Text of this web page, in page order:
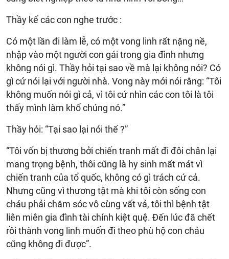
Thầy kể các con nghe trước :
Có một lần đi làm lễ, có một vong linh rất nặng nề,
nhập vào một người con gái trong gia đình nhưng
không nói gì. Thầy hỏi tại sao về mà lại không nói? Có
gì cứ nói lại với người nhà. Vong này mới nói rằng: “Tôi
không muốn nói gì cả, vì tôi cứ nhìn các con tôi là tôi
thấy mình làm khổ chúng nó.”
Thầy hỏi: “Tại sao lại nói thế ?”
“Tôi vốn bị thương bởi chiến tranh mất đi đôi chân lại
mang trọng bệnh, thôi cũng là hy sinh mất mát vì
chiến tranh của tổ quốc, không có gì trách cứ cả.
Nhưng cũng vì thương tật mà khi tôi còn sống con
cháu phải chăm sóc vô cùng vất vả, tôi thì bệnh tật
liên miên gia đình tài chính kiệt quệ. Đến lúc đã chết
rồi thành vong linh muốn đi theo phù hộ con cháu
cũng không đi được”.